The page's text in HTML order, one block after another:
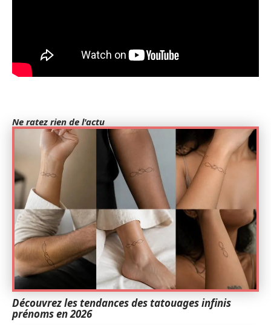
Ne ratez rien de l'actu
Découvrez les tendances des tatouages infinis
prénoms en 2026